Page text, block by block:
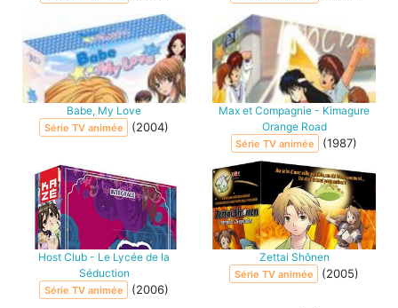
Babe, My Love
Série TV animée (2004)
Max et Compagnie - Kimagure
Orange Road
Série TV animée (1987)
Host Club - Le Lycée de la
Séduction
Série TV animée (2006)
Zettai Shônen
Série TV animée (2005)